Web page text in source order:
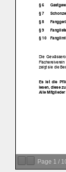
Page 1 /